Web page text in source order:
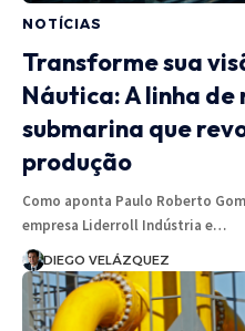
NOTÍCIAS
Transforme sua
Náutica: A linha de
submarina que
produção
Como aponta Paulo Roberto
empresa Liderroll Indústria e…
DIEGO VELÁZQUEZ